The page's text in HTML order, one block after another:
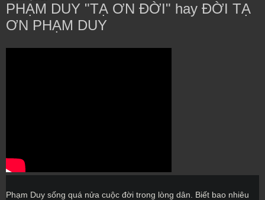
PHẠM DUY "TẠ ƠN ĐỜI" hay ĐỜI TẠ
ƠN PHẠM DUY
Phạm Duy sống quá nửa cuộc đời trong lòng dân. Biết bao nhiêu